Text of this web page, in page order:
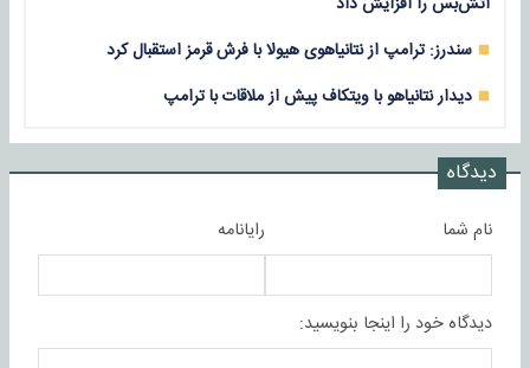
سندرز: ترامپ از نتانیاهوی هیولا با فرش قرمز استقبال کرد
دیدار نتانیاهو با ویتکاف پیش از ملاقات با ترامپ
دیدگاه
نام شما رایانامه
دیدگاه خود را اینجا بنویسید: